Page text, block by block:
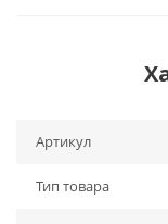
Артикул
Тип товара